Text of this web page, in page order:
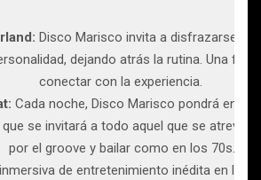
Disco Marisco invita a disfrazarse y a
dejando atrás la rutina. Una
conectar con la experiencia.
Cada noche, Disco Marisco pondrá en
que se invitará a todo aquel que se atreva a
por el groove y bailar como en los 70s.
de entretenimiento inédita en la